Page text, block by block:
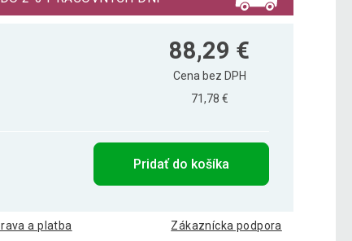
88,29 €
Cena bez DPH
71,78 €
Pridať do košíka
a platba Zákaznícka podpora